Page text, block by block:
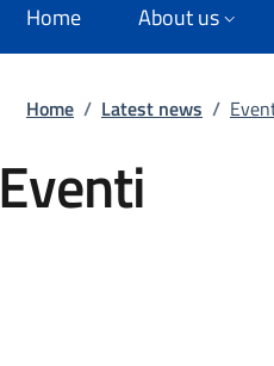
Home About us
Home / Latest news /
Eventi